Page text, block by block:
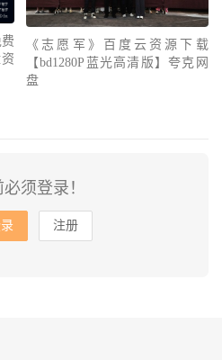
《志愿军》百度云资源下载
【bd1280P蓝光高清版】夸克网
盘
须登录！
注册